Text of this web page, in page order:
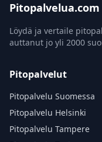
Pitopalvelua.com
Löydä ja vertaile
auttanut jo yli 2000
Pitopalvelut
Pitopalvelu Suomessa
Pitopalvelu Helsinki
Pitopalvelu Tampere